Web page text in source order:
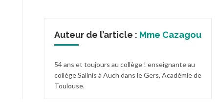
Auteur de l’article : Mme Cazagou
54 ans et toujours au collège ! enseignante au
collège Salinis à Auch dans le Gers, Académie de
Toulouse.